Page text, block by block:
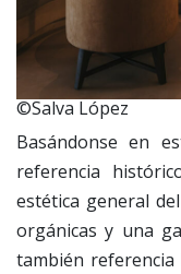
©Salva López
Basándonse en
referencia
estética general
orgánicas y una
también referencia